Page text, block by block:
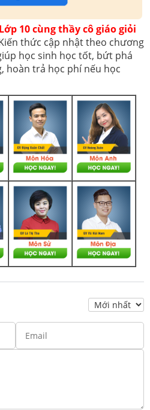
10 cùng thầy cô giáo giỏi
thức cập nhật theo chương
học sinh học tốt, bứt phá
hoàn trả học phí nếu học